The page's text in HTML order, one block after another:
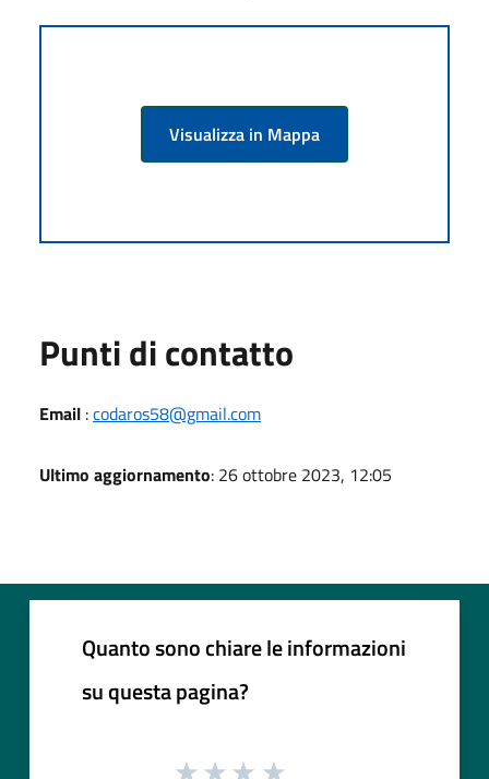
Visualizza in Mappa
Punti di contatto
Email :codaros58@gmail.com
Ultimo aggiornamento: 26 ottobre 2023, 12:05
Quanto sono chiare le informazioni
su questa pagina?